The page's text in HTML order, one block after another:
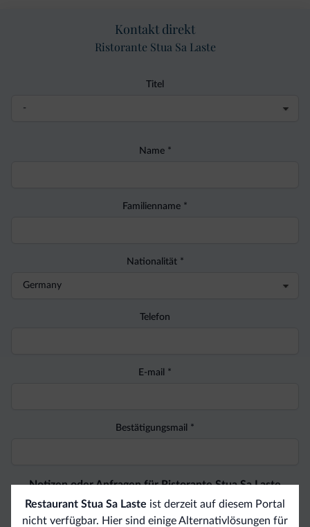
Kontakt direkt
Ristorante Stua Sa Laste
Titel
Name *
Familienname *
Nationalität *
Telefon
E-mail *
Bestätigungsmail *
Notizen oder Anfragen für Ristorante Stua Sa Laste
Restaurant Stua Sa Laste ist derzeit auf diesem Portal
nicht verfügbar. Hier sind einige Alternativlösungen für